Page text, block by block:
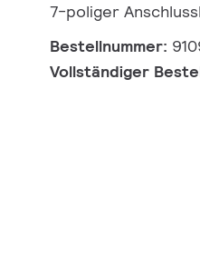
7-poliger
Bestellnummer:
Vollständiger